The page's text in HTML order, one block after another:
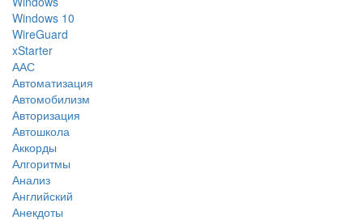
Windows 10
WireGuard
xStarter
ААС
Автоматизация
Автомобилизм
Авторизация
Автошкола
Аккорды
Алгоритмы
Анализ
Английский
Анекдоты